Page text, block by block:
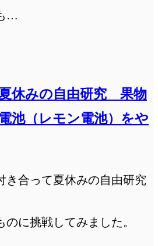
…
休みの自由研究 果物
電池（レモン電池）をや
き合って夏休みの自由研究
に挑戦してみました。